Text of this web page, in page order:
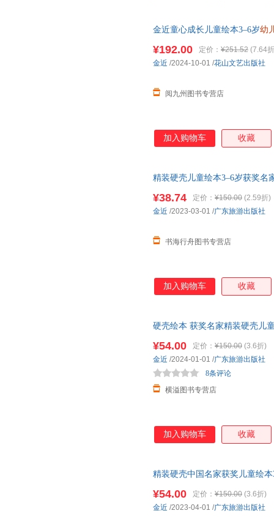
金近童心成长儿童绘本3–6岁幼
¥192.00 定价： ¥251.52 (7.64
阅九州图书专营店
金近 /2024-10-01 /花山文艺出版社
加入购物车 收藏
精装硬壳儿童绘本3–6岁获奖名
¥38.74 定价： ¥150.00 (2.59折)
书海行舟图书专营店
金近 /2023-03-01 /广东旅游出版社
加入购物车 收藏
硬壳绘本 获奖名家精装硬壳儿
¥54.00 定价： ¥150.00 (3.6折)
横溢图书专营店
8条评论
金近 /2024-01-01 /广东旅游出版社
加入购物车 收藏
精装硬壳中国名家获奖儿童绘本
¥54.00 定价： ¥150.00 (3.6折)
金近 /2023-04-01 /广东旅游出版社